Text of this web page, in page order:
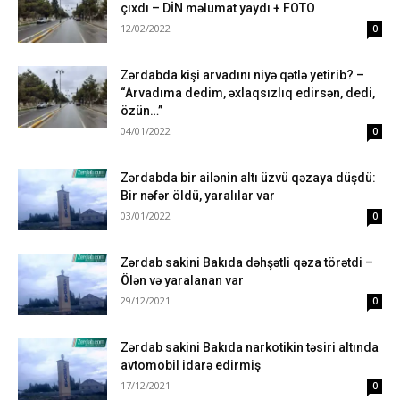
çıxdı – DİN məlumat yaydı + FOTO
12/02/2022 0
Zərdabda kişi arvadını niyə qətlə yetirib? –
“Arvadıma dedim, əxlaqsızlıq edirsən, dedi,
özün…”
04/01/2022 0
Zərdabda bir ailənin altı üzvü qəzaya düşdü:
Bir nəfər öldü, yaralılar var
03/01/2022 0
Zərdab sakini Bakıda dəhşətli qəza törətdi –
Ölən və yaralanan var
29/12/2021 0
Zərdab sakini Bakıda narkotikin təsiri altında
avtomobil idarə edirmiş
17/12/2021 0